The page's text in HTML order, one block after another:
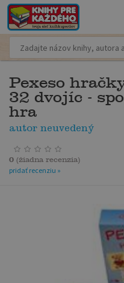
Pexeso
32 dvojíc -
hra
autor neuvedený
0 (žiadna recenzia)
pridať recenziu »